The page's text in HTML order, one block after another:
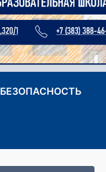
БЕЗОПАСНОСТЬ